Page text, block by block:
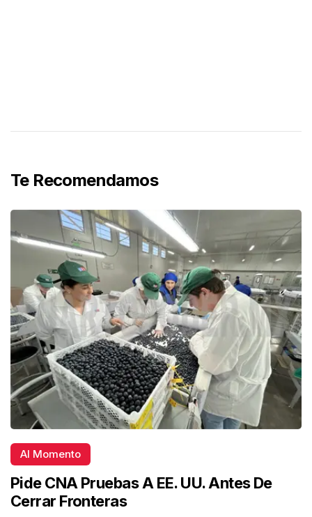
Te Recomendamos
Al Momento
Pide CNA Pruebas A EE. UU. Antes De
Cerrar Fronteras